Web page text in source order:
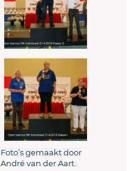
Foto’s gemaakt door
André van der Aart.